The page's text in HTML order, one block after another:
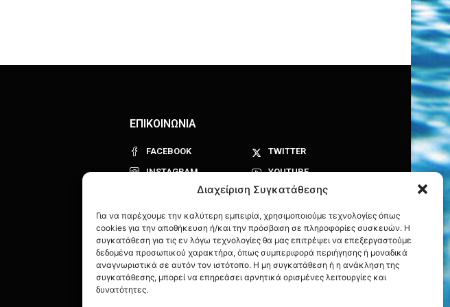
Διαχείριση Συγκατάθεσης
Για να παρέχουμε την καλύτερη εμπειρία, χρησιμοποιούμε τεχνολογίες όπως
cookies για την αποθήκευση ή/και την πρόσβαση σε πληροφορίες συσκευών. Η
συγκατάθεση για τις εν λόγω τεχνολογίες θα μας επιτρέψει να επεξεργαστούμε
δεδομένα προσωπικού χαρακτήρα, όπως συμπεριφορά περιήγησης ή μοναδικά
αναγνωριστικά σε αυτόν τον ιστότοπο. Η μη συγκατάθεση ή η ανάκληση της
συγκατάθεσης, μπορεί να επηρεάσει αρνητικά ορισμένες λειτουργίες και
δυνατότητες.
ΕΠΙΚΟΙΝΩΝΙΑ
FACEBOOK
TWITTER
INSTAGRAM
YOUTUBE